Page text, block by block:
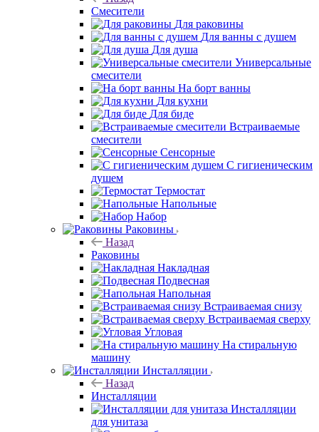
Смесители
Для раковины
Для ванны с душем
Для душа
Универсальные
смесители
На борт ванны
Для кухни
Для биде
Встраиваемые
смесители
Сенсорные
С гигиеническим
душем
Термостат
Напольные
Набор
Раковины
Назад
Раковины
Накладная
Подвесная
Напольная
Встраиваемая снизу
Встраиваемая сверху
Угловая
На стиральную
машину
Инсталляции
Назад
Инсталляции
Инсталляции
для унитаза